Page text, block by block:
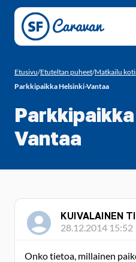
Siirry sivun sisältöön
Etusivu/Etuteltan puheet/Matkailu
Parkkipaikka Helsinki-Vantaa
Vantaa
KUIVALAINEN
28.12.2014 15:52
Onko tietoa, millainen